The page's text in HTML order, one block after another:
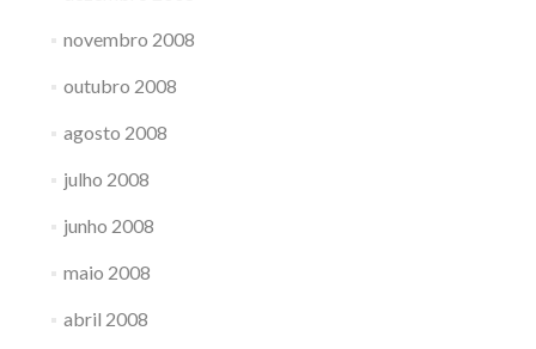
novembro 2008
outubro 2008
agosto 2008
julho 2008
junho 2008
maio 2008
abril 2008